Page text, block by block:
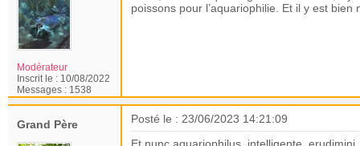
Modérateur
Inscrit le : 10/08/2022
Messages : 1538
poissons pour l’aquariophilie. Et il y est
Grand Père
Posté le : 23/06/2023 14:21:09
Et nunc aquariophilus, intelligente,